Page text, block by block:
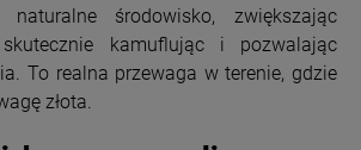
środowisko, zwiększając
skutecznie kamuflując i pozwalając
To realna przewaga w terenie, gdzie
złota.